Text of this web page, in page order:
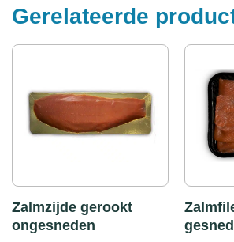
Gerelateerde
Zalmzijde gerookt
ongesneden